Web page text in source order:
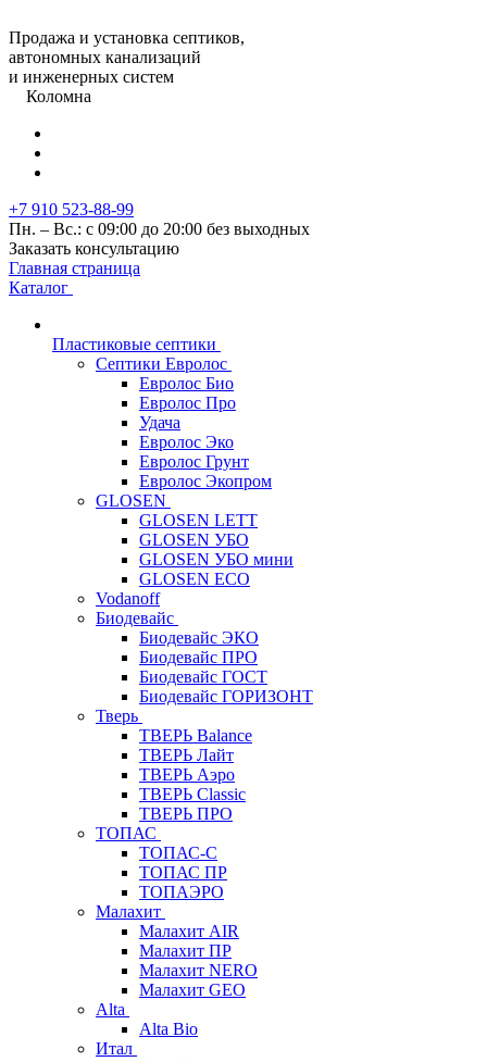
Продажа и установка септиков,
автономных канализаций
и инженерных систем
Коломна
+7 910 523-88-99
Пн. – Вс.: с 09:00 до 20:00 без выходных
Заказать консультацию
Главная страница
Каталог
Пластиковые септики
Септики Евролос
Евролос Био
Евролос Про
Удача
Евролос Эко
Евролос Грунт
Евролос Экопром
GLOSEN
GLOSEN LETT
GLOSEN УБО
GLOSEN УБО мини
GLOSEN ECO
Vodanoff
Биодевайс
Биодевайс ЭКО
Биодевайс ПРО
Биодевайс ГОСТ
Биодевайс ГОРИЗОНТ
Тверь
ТВЕРЬ Balance
ТВЕРЬ Лайт
ТВЕРЬ Аэро
ТВЕРЬ Classic
ТВЕРЬ ПРО
ТОПАС
ТОПАС-С
ТОПАС ПР
ТОПАЭРО
Малахит
Малахит AIR
Малахит ПР
Малахит NERO
Малахит GEO
Alta
Alta Bio
Итал